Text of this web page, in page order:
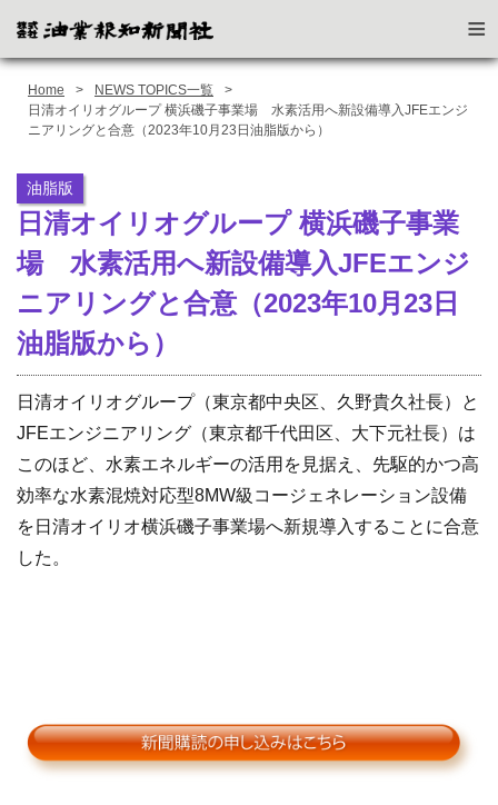
≡
Home
NEWS TOPICS一覧
日清オイリオグループ 横浜磯子事業場 水素活用へ新設備導入JFEエンジ
ニアリングと合意（2023年10月23日油脂版から）
油脂版
日清オイリオグループ 横浜磯子事業
場 水素活用へ新設備導入JFEエンジ
ニアリングと合意（2023年10月23日
油脂版から）
日清オイリオグループ（東京都中央区、久野貴久社長）と
JFEエンジニアリング（東京都千代田区、大下元社長）は
このほど、水素エネルギーの活用を見据え、先駆的かつ高
効率な水素混焼対応型8MW級コージェネレーション設備
を日清オイリオ横浜磯子事業場へ新規導入することに合意
した。